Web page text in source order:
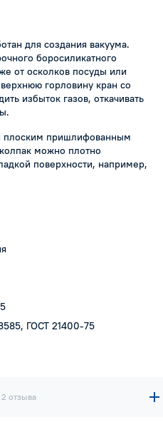
для создания вакуума.
боросиликатного
от осколков посуды или
горловину кран со
избыток газов, откачивать
плоским пришлифованным
можно плотно
поверхности, например,
ГОСТ 21400-75
2 отзыва